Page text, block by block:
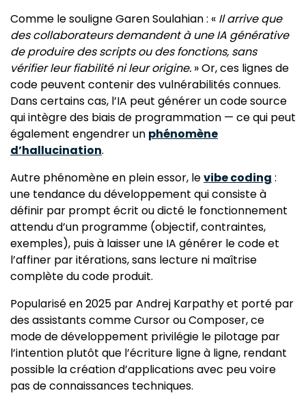
Comme le souligne Garen Soulahian : « Il arrive que
des collaborateurs demandent à une IA générative
de produire des scripts ou des fonctions, sans
vérifier leur fiabilité ni leur origine. » Or, ces lignes de
code peuvent contenir des vulnérabilités connues.
Dans certains cas, l’IA peut générer un code source
qui intègre des biais de programmation — ce qui peut
également engendrer un phénomène
d’hallucination.
Autre phénomène en plein essor, levibe coding :
une tendance du développement qui consiste à
définir par prompt écrit ou dicté le fonctionnement
attendu d’un programme (objectif, contraintes,
exemples), puis à laisser une IA générer le code et
l’affiner par itérations, sans lecture ni maîtrise
complète du code produit.
Popularisé en 2025 par Andrej Karpathy et porté par
des assistants comme Cursor ou Composer, ce
mode de développement privilégie le pilotage par
l’intention plutôt que l’écriture ligne à ligne, rendant
possible la création d’applications avec peu voire
pas de connaissances techniques.